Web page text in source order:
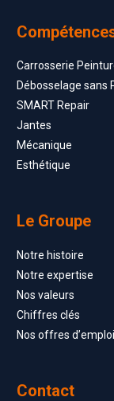
Carrosserie
Débosselage sans
SMART Repair
Jantes
Mécanique
Esthétique
Le Groupe
Notre histoire
Notre expertise
Nos valeurs
Chiffres clés
Nos offres d’emploi
Contact